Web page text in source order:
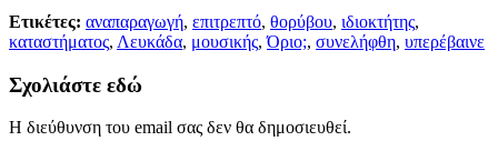
Μοιραστείτε
Ετικέτες: αναπαραγωγή, επιτρεπτό, θορύβου, ιδιοκτήτης,
καταστήματος, Λευκάδα, μουσικής,Όριο;, συνελήφθη, υπερέβαινε
Σχολιάστε εδώ
Η διεύθυνση του email σας δεν θα δημοσιευθεί.